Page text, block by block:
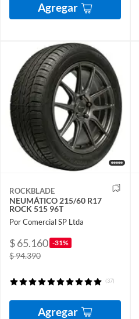
Agregar
ROCKBLADE
NEUMÁTICO 215/60 R17
ROCK 515 96T
Por Comercial SP Ltda
$ 65.160 -31%
$ 94.390
(37)
Agregar